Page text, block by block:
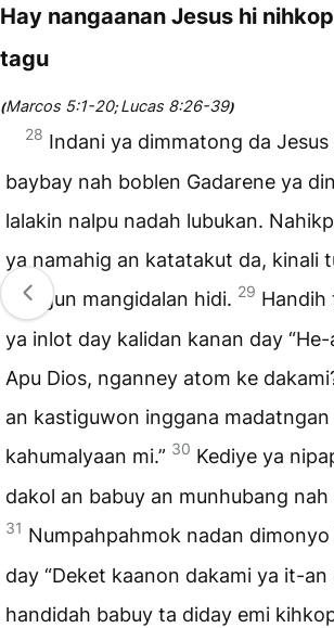
Hay nangaanan Jesus hi
tagu
(Marcos 5:1-20;Lucas 8:26-39)
28 Indani ya dimmatong da
baybay nah boblen Gadarene ya
lalakin nalpu nadah lubukan.
ya namahig an katatakut da, kinali
tatagun mangidalan hidi. 29 Handih
ya inlot day kalidan kanan day
Apu Dios, nganney atom ke
an kastiguwon inggana madatngan
kahumalyaan mi.” 30 Kediye ya
dakol an babuy an munhubang nah
31 Numpahpahmok nadan
day “Deket kaanon dakami ya it-an
handidah babuy ta diday emi